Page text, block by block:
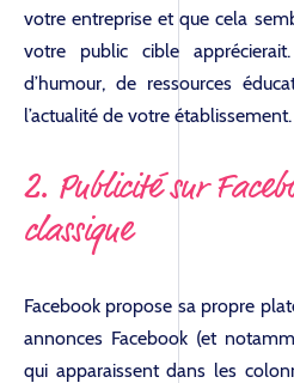
votre entreprise et que cela
votre public cible
d’humour, de ressources
l’actualité de votre établissement.
2. Publicité sur
classique
Facebook propose sa propre
annonces Facebook (et
qui apparaissent dans les